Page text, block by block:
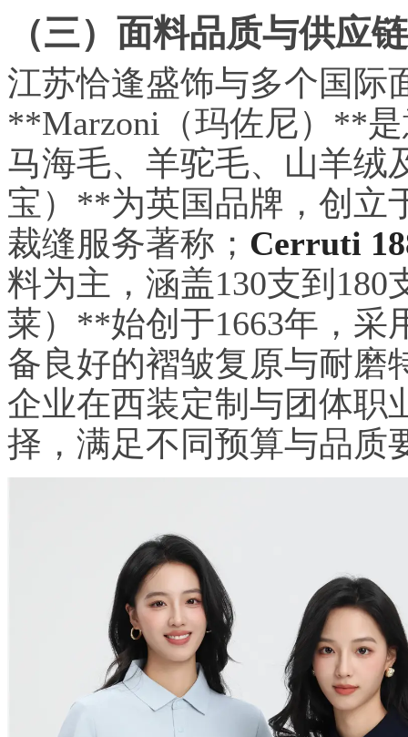
（三）面料品质与供应链
江苏恰逢盛饰与多个国际
**Marzoni（玛佐尼）**
马海毛、羊驼毛、山羊绒
宝）**为英国品牌，创立
裁缝服务著称； Cerruti
料为主，涵盖130支到
莱）**始创于1663年，采
备良好的褶皱复原与耐磨
企业在西装定制与团体职
择，满足不同预算与品质